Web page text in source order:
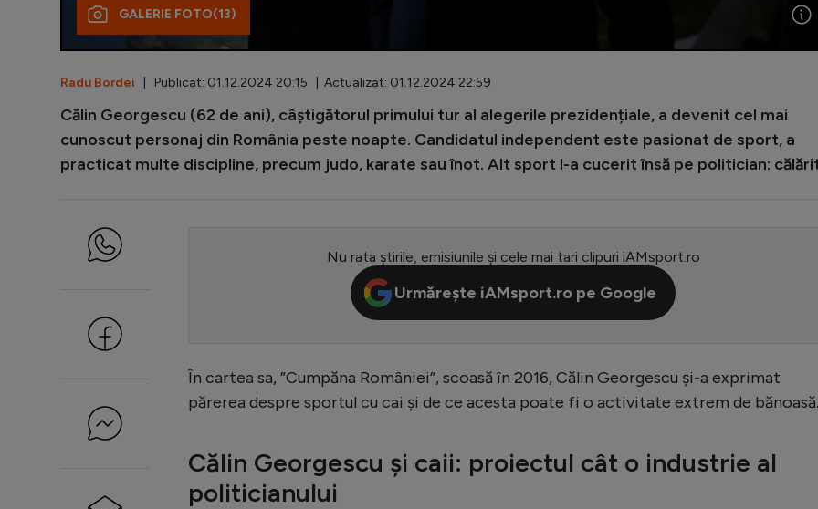
GALERIE FOTO(13)
Radu Bordei | Publicat: 01.12.2024 20:15 | Actualizat: 01.12.2024 22:59
Călin Georgescu (62 de ani), câștigătorul primului tur al alegerile prezidențiale, a devenit cel mai
cunoscut personaj din România peste noapte. Candidatul independent este pasionat de sport, a
practicat multe discipline, precum judo, karate sau înot. Alt sport l-a cucerit însă pe politician:
Nu rata știrile, emisiunile și cele mai tari clipuri iAMsport.ro
Urmărește iAMsport.ro pe Google
În cartea sa, ”Cumpăna României”, scoasă în 2016, Călin Georgescu și-a exprimat
părerea despre sportul cu cai și de ce acesta poate fi o activitate extrem de bănoasă.
Călin Georgescu și caii: proiectul cât o industrie al
politicianului